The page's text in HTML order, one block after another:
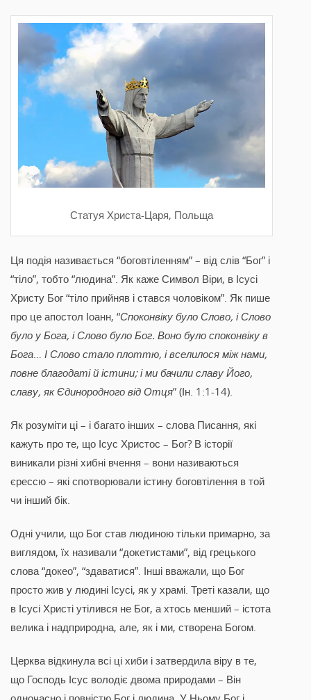
Статуя Христа-Царя, Польща
Ця подія називається “боговтіленням” – від слів “Бог” і
“тіло”, тобто “людина”. Як каже Символ Віри, в Ісусі
Христу Бог “тіло прийняв і стався чоловіком”. Як пише
про це апостол Іоанн, “Споконвіку було Слово, і Слово
було у Бога, і Слово було Бог. Воно було споконвіку в
Бога… І Слово стало плоттю, і вселилося між нами,
повне благодаті й істини; і ми бачили славу Його,
славу, як Єдинородного від Отця” (Ін. 1:1-14).
Як розуміти ці – і багато інших – слова Писання, які
кажуть про те, що Ісус Христос – Бог? В історії
виникали різні хибні вчення – вони називаються
єрессю – які спотворювали істину боговтілення в той
чи інший бік.
Одні учили, що Бог став людиною тільки примарно, за
виглядом, їх називали “докетистами”, від грецького
слова “докео”, “здаватися”. Інші вважали, що Бог
просто жив у людині Ісусі, як у храмі. Треті казали, що
в Ісусі Христі утілився не Бог, а хтось менший – істота
велика і надприродна, але, як і ми, створена Богом.
Церква відкинула всі ці хиби і затвердила віру в те,
що Господь Ісус володіє двома природами – Він